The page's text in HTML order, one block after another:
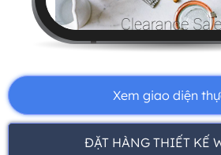
Xem giao diện
ĐẶT HÀNG THIẾT KẾ